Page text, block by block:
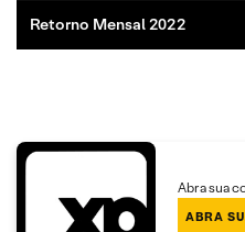
Retorno Mensal 2022
Abra sua
ABRA